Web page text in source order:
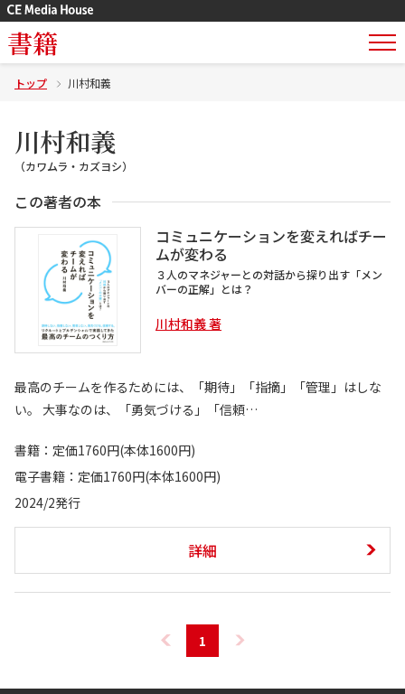
書籍
トップ 川村和義
川村和義
（カワムラ・カズヨシ）
この著者の本
コミュニケーションを変えればチー
ムが変わる
３人のマネジャーとの対話から探り出す「メン
バーの正解」とは？
川村和義 著
最高のチームを作るためには、「期待」「指摘」「管理」はしな
い。 大事なのは、「勇気づける」「信頼…
書籍：定価1760円(本体1600円)
電子書籍：定価1760円(本体1600円)
2024/2発行
詳細
1